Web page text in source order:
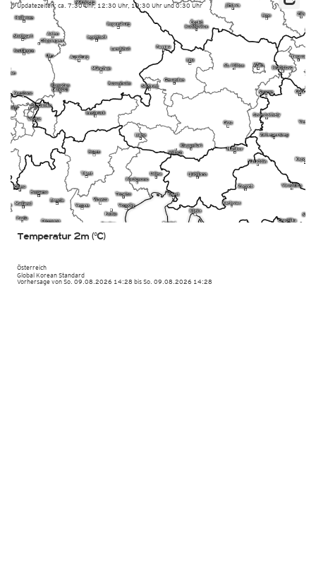
Österreich
Global Korean Standard
Temperatur 2m (°C)
Updatezeiten: ca. 7:30 Uhr, 12:30 Uhr, 19:30 Uhr und 0:30 Uhr
Vorhersage von So. 09.08.2026 14:28 bis So. 09.08.2026 14:28